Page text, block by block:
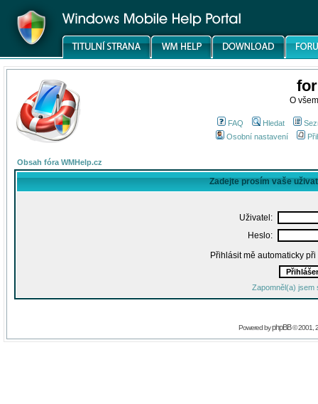
O
FAQ Hledat
Osobní nastavení
Obsah fóra WMHelp.cz
Zadejte prosím vaše
Uživatel:
Heslo:
Přihlásit mě automaticky
Zapomněl(a) jsem
Powered byphpBB© 2001,